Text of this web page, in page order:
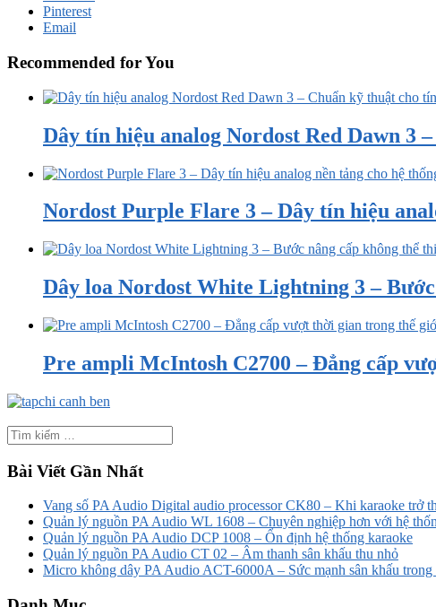
Pinterest
Email
Recommended for You
Dây tín hiệu analog Nordost Red Dawn 3
Nordost Purple Flare 3 – Dây tín hiệu
Dây loa Nordost White Lightning 3 –
Pre ampli McIntosh C2700 – Đẳng cấp
Bài Viết Gần Nhất
Vang số PA Audio Digital audio processor CK80 – Khi karaoke trở
Quản lý nguồn PA Audio WL 1608 – Chuyên nghiệp hơn với hệ
Quản lý nguồn PA Audio DCP 1008 – Ổn định hệ thống karaoke
Quản lý nguồn PA Audio CT 02 – Âm thanh sân khấu thu nhỏ
Micro không dây PA Audio ACT-6000A – Sức mạnh sân khấu trong